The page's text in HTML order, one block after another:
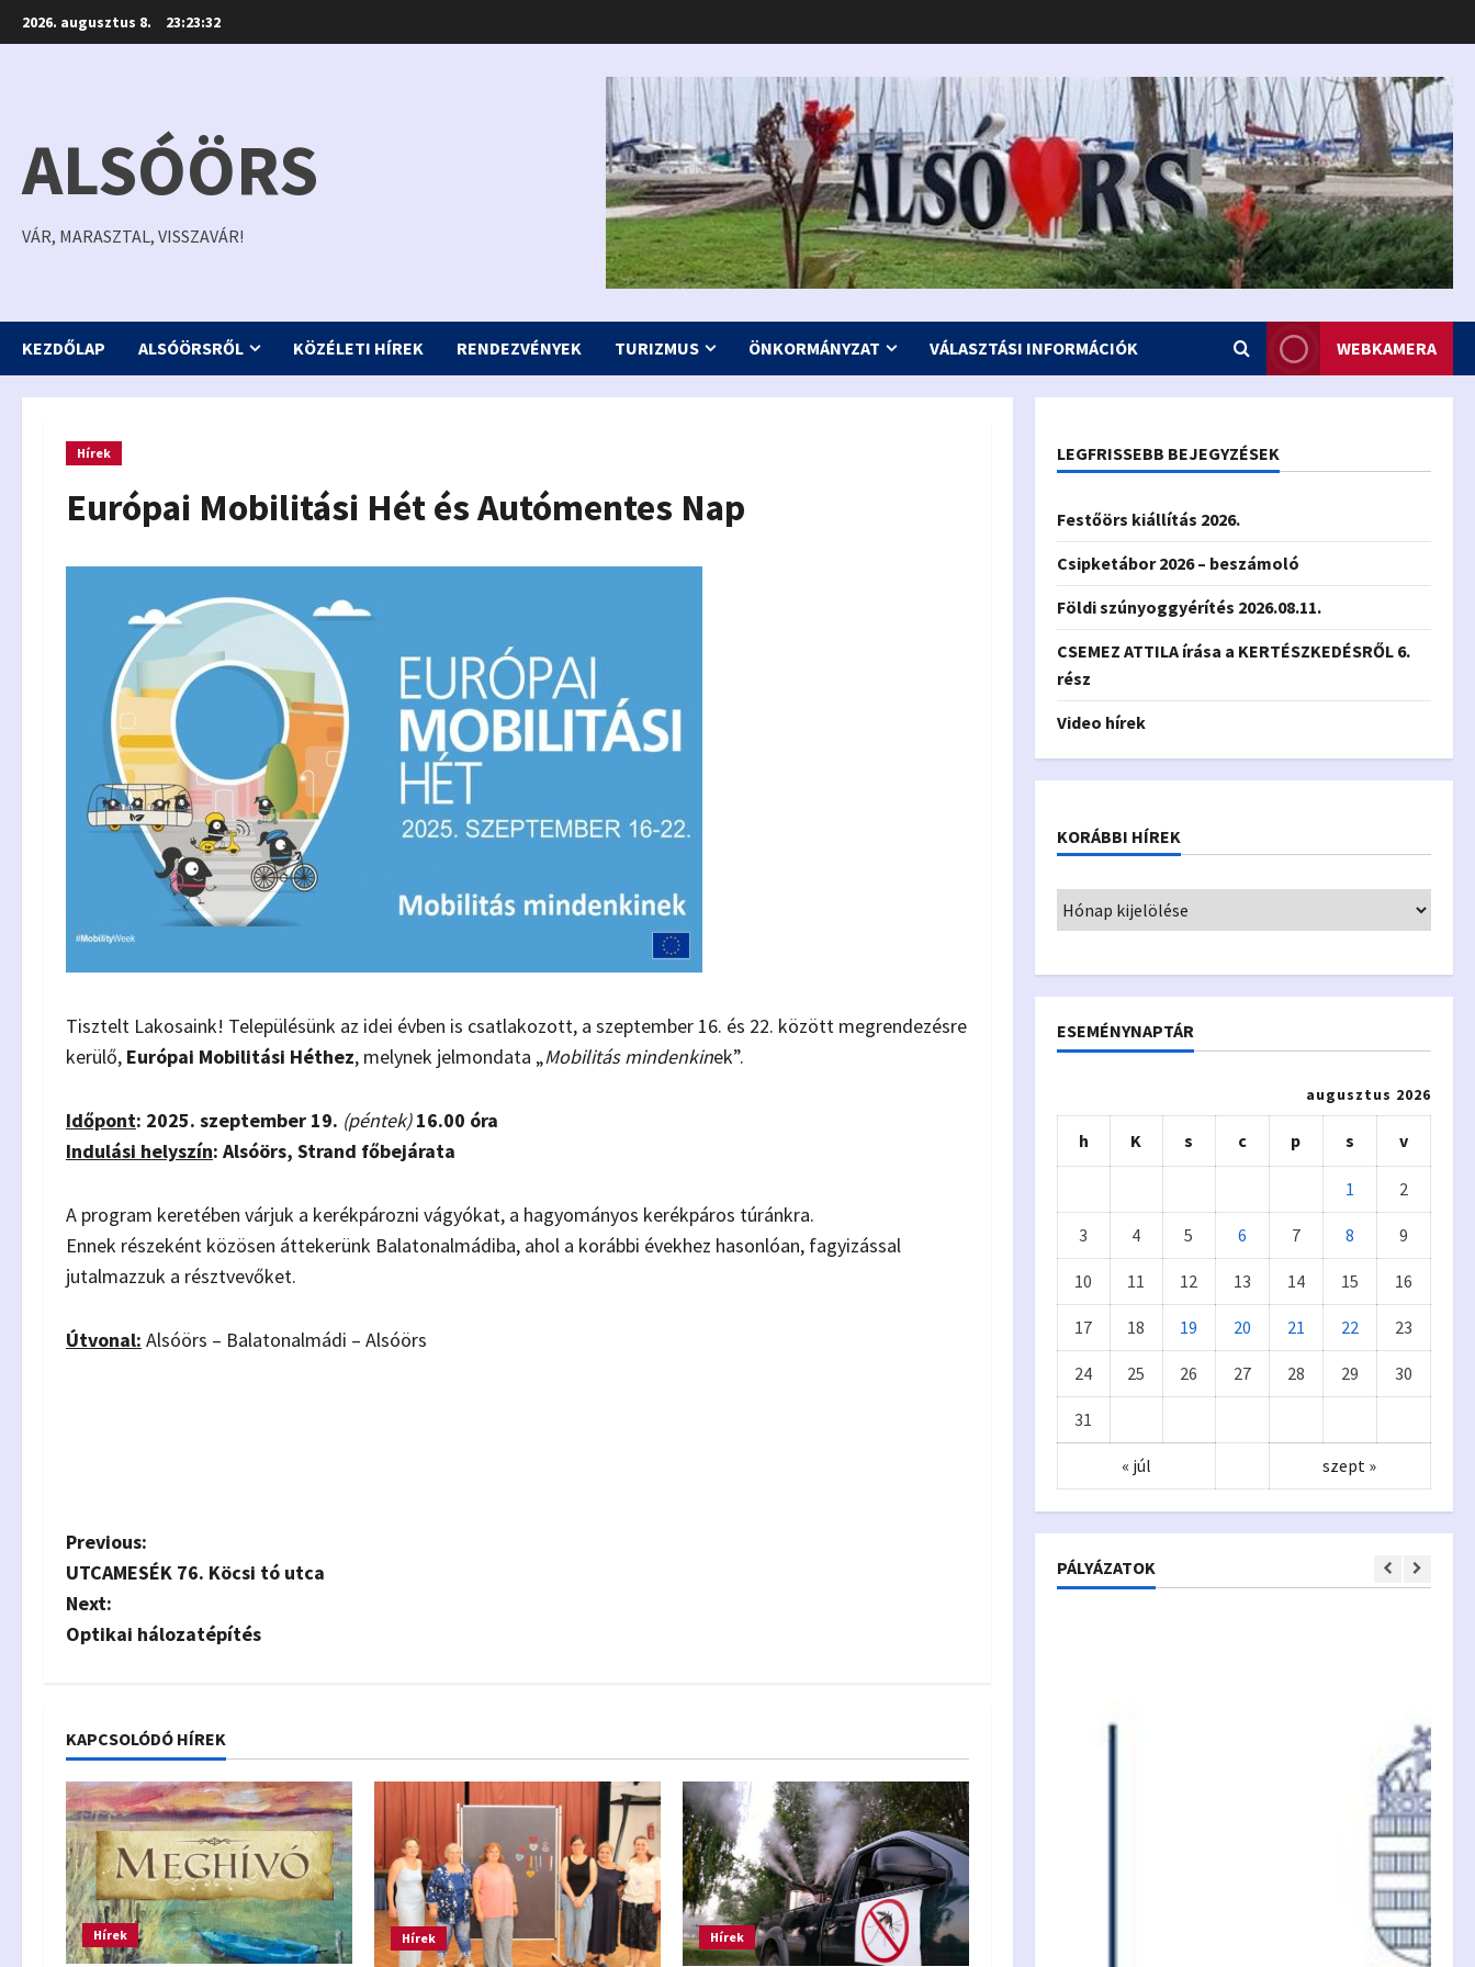
Skip
to
2026. augusztus 8. 23:23:33
ALSÓÖRS
VÁR, MARASZTAL, VISSZAVÁR!
KEZDŐLAP ALSÓÖRSRŐL KÖZÉLETI HÍREK RENDEZVÉNYEK TURIZMUS ÖNKORMÁNYZAT VÁLASZTÁSI INFORMÁCIÓK WEBKAMERA
Hírek
Európai Mobilitási Hét és Autómentes Nap
Tisztelt Lakosaink! Településünk az idei évben is csatlakozott, a szeptember 16. és 22. között megrendezésre
kerülő, Európai Mobilitási Héthez, melynek jelmondata „Mobilitás mindenkinek”.
Időpont: 2025. szeptember 19. (péntek)16.00 óra
Indulási helyszín: Alsóörs, Strand főbejárata
A program keretében várjuk a kerékpározni vágyókat, a hagyományos kerékpáros túránkra.
Ennek részeként közösen áttekerünk Balatonalmádiba, ahol a korábbi évekhez hasonlóan, fagyizással
jutalmazzuk a résztvevőket.
Útvonal: Alsóörs – Balatonalmádi – Alsóörs
P
o
s
n
a
v
i
g
Previous:
UTCAMESÉK 76. Köcsi tó utca
Next:
Optikai hálozatépítés
KAPCSOLÓDÓ HÍREK
Hírek Hírek Hírek
LEGFRISSEBB BEJEGYZÉSEK
Festőörs kiállítás 2026.
Csipketábor 2026 – beszámoló
Földi szúnyoggyérítés 2026.08.11.
CSEMEZ ATTILA írása a KERTÉSZKEDÉSRŐL 6.
rész
Video hírek
KORÁBBI HÍREK
ESEMÉNYNAPTÁR
augusztus 2026
h K s c p s v
1 2
3 4 5 6 7 8 9
10 11 12 13 14 15 16
17 18 19 20 21 22 23
24 25 26 27 28 29 30
31
« júl szept »
PÁLYÁZATOK